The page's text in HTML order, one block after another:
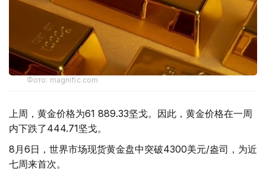
Фото: magnific.com
上周，黄金价格为61 889.33坚戈。因此，黄金价格在一周
内下跌了444.71坚戈。
8月6日，世界市场现货黄金盘中突破4300美元/盎司，为近
七周来首次。